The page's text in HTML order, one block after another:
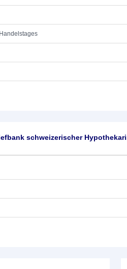
schweizerischer